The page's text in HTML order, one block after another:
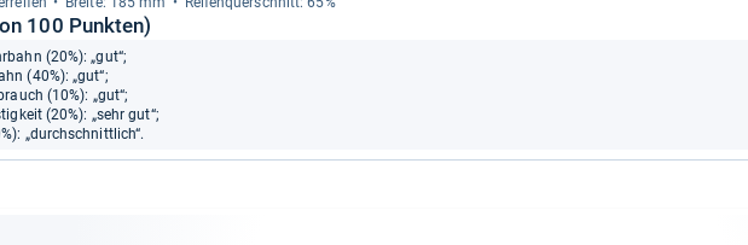
100 Punkten)
(20%): „gut“;
(40%): „gut“;
(10%): „gut“;
(20%): „sehr gut“;
„durchschnittlich“.